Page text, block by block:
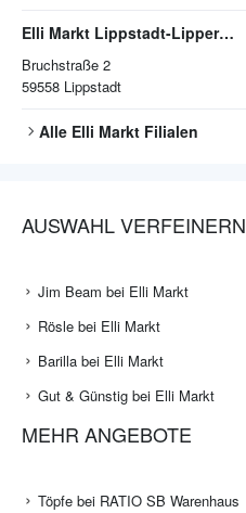
Elli Markt Lippstadt-Lipperode
Bruchstraße 2
59558 Lippstadt
Alle Elli Markt Filialen
AUSWAHL VERFEINERN
Jim Beam bei Elli Markt
Rösle bei Elli Markt
Barilla bei Elli Markt
Gut & Günstig bei Elli Markt
MEHR ANGEBOTE
Töpfe bei RATIO SB Warenhaus